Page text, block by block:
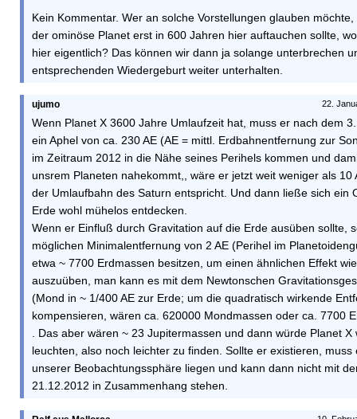
Kein Kommentar. Wer an solche Vorstellungen glauben
der ominöse Planet erst in 600 Jahren hier auftauchen sollte,
hier eigentlich? Das können wir dann ja solange unterbrechen
entsprechenden Wiedergeburt weiter unterhalten.
22.
ujumo
Wenn Planet X 3600 Jahre Umlaufzeit hat, muss er nach dem
ein Aphel von ca. 230 AE (AE = mittl. Erdbahnentfernung zur
im Zeitraum 2012 in die Nähe seines Perihels kommen und
unsrem Planeten nahekommt,, wäre er jetzt weit weniger als 10
der Umlaufbahn des Saturn entspricht. Und dann ließe sich ein
Erde wohl mühelos entdecken.
Wenn er Einfluß durch Gravitation auf die Erde ausüben sollte,
möglichen Minimalentfernung von 2 AE (Perihel im
etwa ~ 7700 Erdmassen besitzen, um einen ähnlichen Effekt
auszuüben, man kann es mit dem Newtonschen
(Mond in ~ 1/400 AE zur Erde; um die quadratisch wirkende
kompensieren, wären ca. 620000 Mondmassen oder ca. 7700
. Das aber wären ~ 23 Jupitermassen und dann würde Planet X
leuchten, also noch leichter zu finden. Sollte er existieren,
unserer Beobachtungssphäre liegen und kann dann nicht mit
21.12.2012 in Zusammenhang stehen.